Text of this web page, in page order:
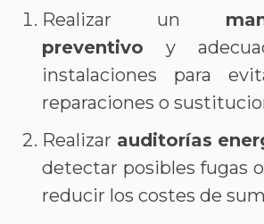
Realizar un
preventivoy
instalaciones para
reparaciones o
Realizar auditorías
detectar posibles fugas
reducir los costes de